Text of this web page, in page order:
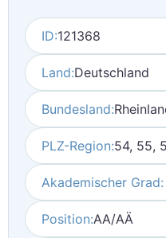
ID:121368
Land:Deutschland
Bundesland:
PLZ-Region:54, 55,
Akademischer Grad:
Position:AA/AÄ